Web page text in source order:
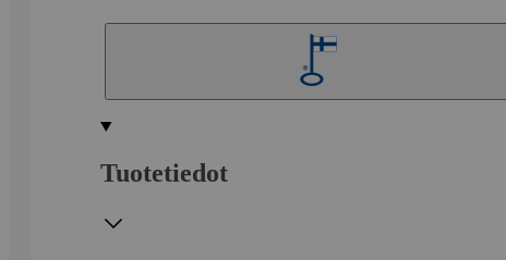
Tuotetiedot